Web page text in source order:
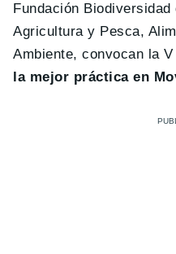
Fundación
Agricultura y Pesca,
Ambiente, convocan la
la mejor práctica en